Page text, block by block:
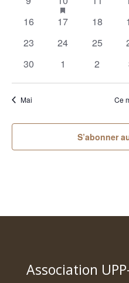
évènementsévènement
featured
évènements
0
16
0
17
0
18
0
0
23
0
24
0
25
0
30
0
1
0
2
Mai Ce
S’abonner
Association